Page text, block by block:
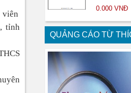
viên
tỉnh
0.000 VNĐ
QUẢNG CÁO TỪ